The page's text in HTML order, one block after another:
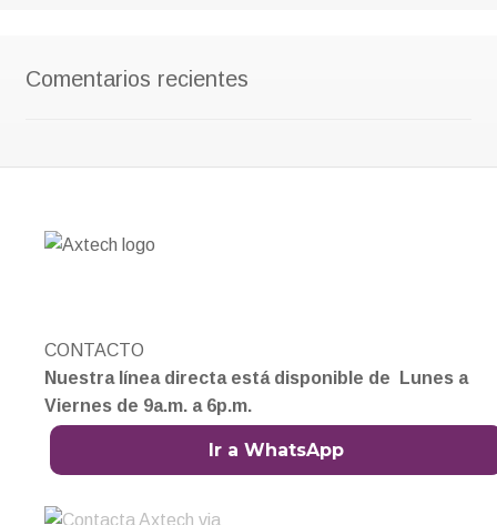
Comentarios recientes
CONTACTO
Nuestra línea directa está disponible de Lunes a
Viernes de 9a.m. a 6p.m.
Ir a WhatsApp